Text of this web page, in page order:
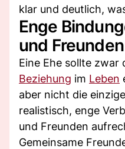
klar und deutlich,
Enge
und Freunden
Eine Ehe sollte zwar
Beziehung im Leben
aber nicht die
realistisch, enge
und Freunden
Gemeinsame